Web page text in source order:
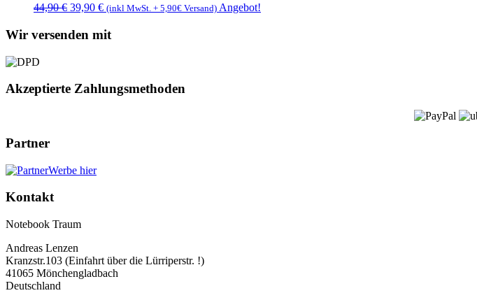
44,90€ Ursprünglicher
war:
39,90 €Aktueller
ist:
(inkl MwSt. + 5,90€ Versand) Angebot!
Wir versenden mit
Akzeptierte Zahlungsmethoden
Partner
Werbe hier
Kontakt
Notebook Traum
Andreas Lenzen
Kranzstr.103 (Einfahrt über die Lürriperstr. !)
41065 Mönchengladbach
Deutschland